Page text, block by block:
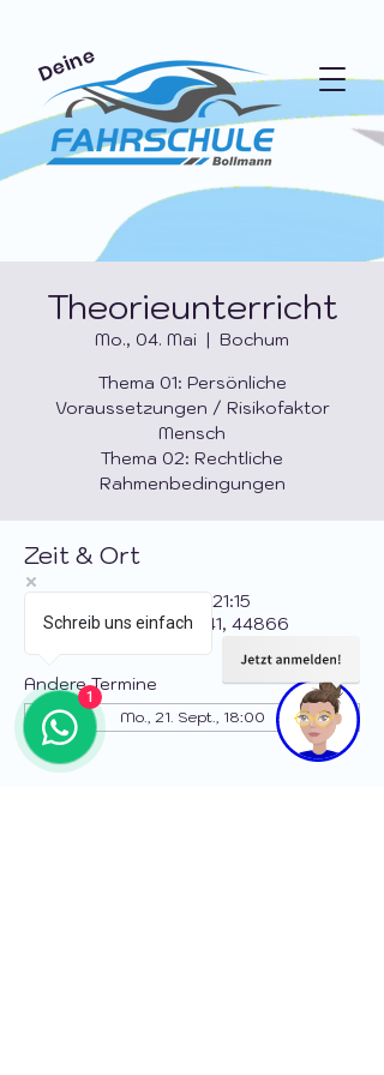
Deine
Theorieunterricht
Mo., 04. Mai
  |
Bochum
Thema 01: Persönliche
Voraussetzungen / Risikofaktor
Mensch
Thema 02: Rechtliche
Rahmenbedingungen
Zeit & Ort
04. Mai 2026, 18:00 – 21:15
Bochum, Weststraße 41, 44866
Bochum, Deutschland
Andere Termine
Mo., 21. Sept., 18:00
Schreib uns einfach
1